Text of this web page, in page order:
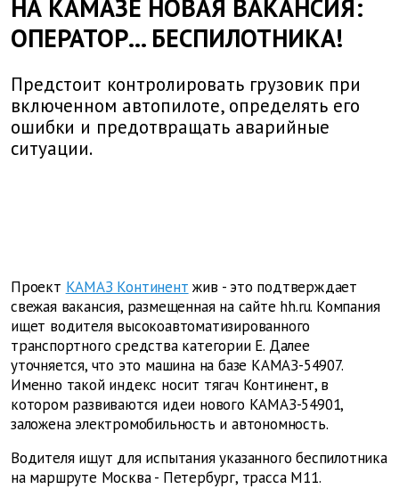
НА КАМАЗЕ НОВАЯ ВАКАНСИЯ:
ОПЕРАТОР... БЕСПИЛОТНИКА!
Предстоит контролировать грузовик при
включенном автопилоте, определять его
ошибки и предотвращать аварийные
ситуации.
Проект КАМАЗ Континент жив - это подтверждает
свежая вакансия, размещенная на сайте hh.ru. Компания
ищет водителя высокоавтоматизированного
транспортного средства категории Е. Далее
уточняется, что это машина на базе КАМАЗ-54907.
Именно такой индекс носит тягач Континент, в
котором развиваются идеи нового КАМАЗ-54901,
заложена электромобильность и автономность.
Водителя ищут для испытания указанного беспилотника
на маршруте Москва - Петербург, трасса М11.